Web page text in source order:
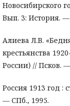
Новосибирского
Вып. 3: История. —
Алиева Л.В.
крестьянства
России) // Псков.
Россия 1913 год :
— СПб., 1995.